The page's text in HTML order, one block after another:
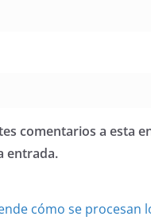
comentarios a esta
entrada.
cómo se procesan